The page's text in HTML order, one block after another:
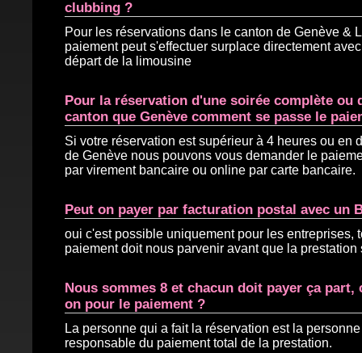
clubbing ?
Pour les réservations dans le canton de Genève &
paiement peut s'effectuer surplace directement
départ de la limousine
Pour la réservation d'une soirée complète ou
canton que Genève comment se passe le
Si votre réservation est supérieur à 4 heures ou en
de Genève nous pouvons vous demander le
par virement bancaire ou online par carte bancaire.
Peut on payer par facturation postal avec un
oui c'est possible uniquement pour les entreprises,
paiement doit nous parvenir avant que la prestation
Nous sommes 8 et chacun doit payer ça part,
on pour le paiement ?
La personne qui a fait la réservation est la
responsable du paiement total de la prestation.